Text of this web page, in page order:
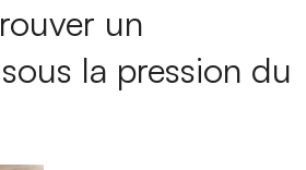
un
la pression du